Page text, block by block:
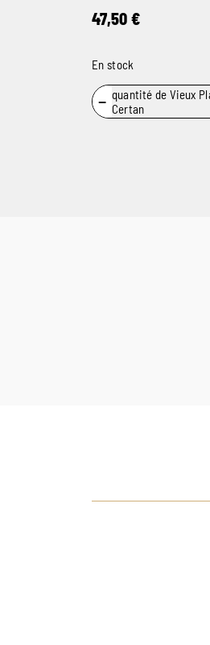
47,50 €
En stock
− quantité de Vieux
Certan